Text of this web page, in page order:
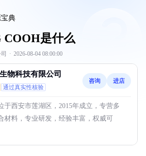
典
COOH是什么
· 2026-08-04 08:00:00
物科技有限公司
通过真实性核验
咨询 进店
于西安市莲湖区，2015年成立，专营多
材料，专业研发，经验丰富，权威可